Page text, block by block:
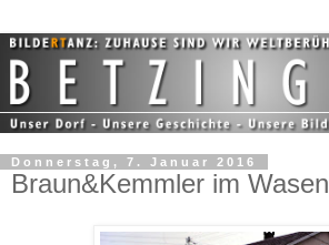
Donnerstag, 7. Januar 2016
Braun&Kemmler im Wasen